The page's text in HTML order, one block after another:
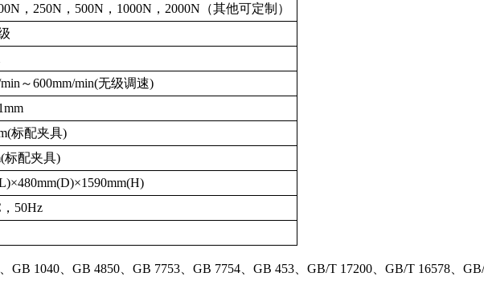
，250N，500N，1000N，2000N（其他可定制）
～600mm/min(无级调速)
标配夹具)
标配夹具)
50Hz
GB 1040、GB 4850、GB 7753、GB 7754、GB 453、GB/T 17200、GB/T 16578、